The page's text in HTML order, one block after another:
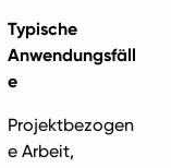
Typische
Anwendungsfäll
e
Projektbezogen
e Arbeit,